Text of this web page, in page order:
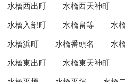
水橋西出町
水橋西天神町
水橋入部町
水橋畠等
水
水橋浜町
水橋番頭名
水
水橋東出町
水橋東天神町